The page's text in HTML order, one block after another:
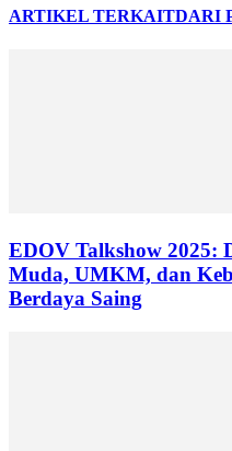
ARTIKEL TERKAITDARI
EDOV Talkshow 2025:
Muda, UMKM, dan
Berdaya Saing